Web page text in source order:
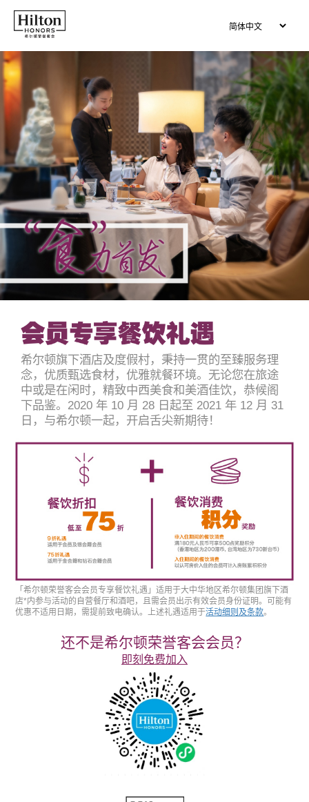
希尔顿旗下酒店及度假村，秉持一贯的至臻服务理
念，优质甄选食材，优雅就餐环境。无论您在旅途
中或是在闲时，精致中西美食和美酒佳饮，恭候阁
下品鉴。2020 年 10 月 28 日起至 2021 年 12 月 31
日，与希尔顿一起，开启舌尖新期待！
「希尔顿荣誉客会会员专享餐饮礼遇」适用于大中华地区希尔顿集团旗下酒
店*内参与活动的自营餐厅和酒吧，且需会员出示有效会员身份证明。可能有
优惠不适用日期，需提前致电确认。上述礼遇适用于活动细则及条款。
还不是希尔顿荣誉客会会员？
即刻免费加入